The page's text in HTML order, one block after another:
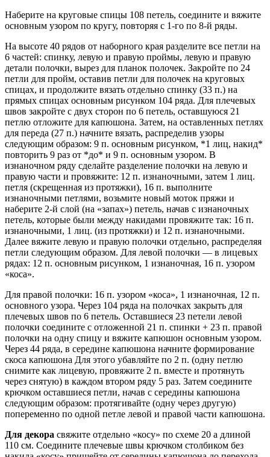
Наберите на круговые спицы 108 петель, соедините и вяжите
основным узором по кругу, повторяя с 1-го по 8-й ряды.
На высоте 40 рядов от наборного края разделите все петли на
6 частей: спинку, левую и правую проймы, левую и правую
детали полочки, вырез для планок полочек. Закройте по 24
петли для пройм, оставив петли для полочек на круговых
спицах, и продолжите вязать отдельно спинку (33 п.) на
прямых спицах основным рисунком 104 ряда. Для плечевых
швов закройте с двух сторон по 6 петель, оставшуюся 21
петлю отложите для капюшона. Затем, на оставленных петлях
для переда (27 п.) начните вязать, распределив узоры
следующим образом: 9 п. основным рисунком, *1 лиц, накид*
повторить 9 раз от *до* и 9 п. основным узором. В
изнаночном ряду сделайте разделение полочки на левую и
правую части и провяжите: 12 п. изнаночными, затем 1 лиц.
петля (скрещенная из протяжки), 16 п. выполните
изнаночными петлями, возьмите новый моток пряжи и
наберите 2-й слой (на «запах») петель, начав с изнаночных
петель, которые были между накидами провяжите так: 16 п.
изнаночными, 1 лиц. (из протяжки) и 12 п. изнаночными.
Далее вяжите левую и правую полочки отдельно, распределяя
петли следующим образом. Для левой полочки — в лицевых
рядах: 12 п. основным рисунком, 1 изнаночная, 16 п. узором
«коса».
Для правой полочки: 16 п. узором «коса», 1 изнаночная, 12 п.
основного узора. Через 104 ряда на полочках закрыть для
плечевых швов по 6 петель. Оставшиеся 23 петели левой
полочки соедините с отложенной 21 п. спинки + 23 п. правой
полочки на одну спицу и вяжите капюшон основным узором.
Через 44 ряда, в середине капюшона начните формирование
скоса капюшона Для этого убавляйте по 2 п. (одну петлю
снимите как лицевую, провяжите 2 п. вместе и протянуть
через снятую) в каждом втором ряду 5 раз. Затем соедините
крючком оставшиеся петли, начав с середины капюшона
следующим образом: протягивайте (одну через другую)
попеременно по одной петле левой и правой части капюшона.
Для декора свяжите отдельно «косу» по схеме 20 а длиной
110 см. Соедините плечевые швы крючком столбиком без